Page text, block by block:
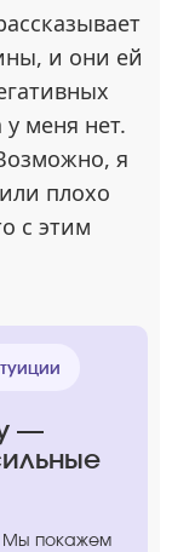
и они ей
меня нет.
я
плохо
с этим
—
Мы покажем